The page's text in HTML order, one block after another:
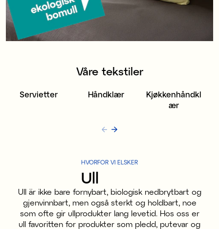
Våre tekstiler
Servietter Håndklær
Kjøkkenhåndkl
ær
HVORFOR VI ELSKER
Ull
Ull är ikke bare fornybart, biologisk nedbrytbart og
gjenvinnbart, men også sterkt og holdbart, noe
som ofte gir ullprodukter lang levetid. Hos oss er
ull favoritten for produkter som pledd, putevar og